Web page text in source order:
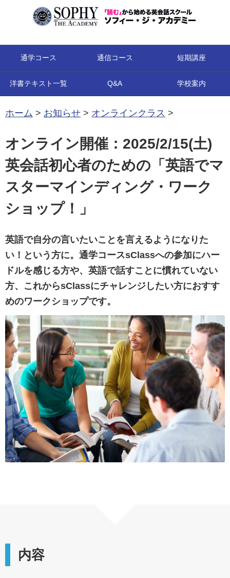
通学コース 通信コース 短期講座
洋書テキスト一覧 Q&A 学校案内
ホーム > お知らせ > オンラインクラス >
オンライン開催：2025/2/15(土)
英会話初心者のための「英語でマ
スターマインディング・ワーク
ショップ！」
英語で自分の言いたいことを言えるようになりた
い！という方に。 通学コースsClassへの参加にハー
ドルを感じる方や、英語で話すことに慣れていない
方、これからsClassにチャレンジしたい方におすす
めのワークショップです。
内容